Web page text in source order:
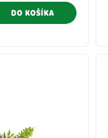
DO KOŠÍKA